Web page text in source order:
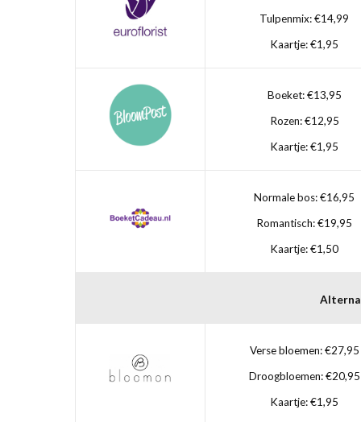
Tulpenmix: €14,99
Kaartje: €1,95
Boeket: €13,95
Rozen: €12,95
Kaartje: €1,95
Normale bos: €16,95
Romantisch: €19,95
Kaartje: €1,50
Verse bloemen: €27,95
Droogbloemen: €20,95
Kaartje: €1,95